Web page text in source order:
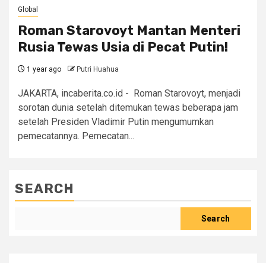
Global
Roman Starovoyt Mantan Menteri
Rusia Tewas Usia di Pecat Putin!
1 year ago Putri Huahua
JAKARTA, incaberita.co.id - Roman Starovoyt, menjadi
sorotan dunia setelah ditemukan tewas beberapa jam
setelah Presiden Vladimir Putin mengumumkan
pemecatannya. Pemecatan...
SEARCH
Search